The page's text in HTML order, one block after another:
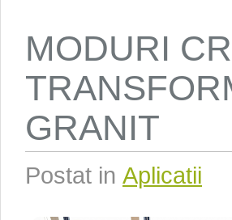
MODURI
GRANIT
Postat in Aplicatii